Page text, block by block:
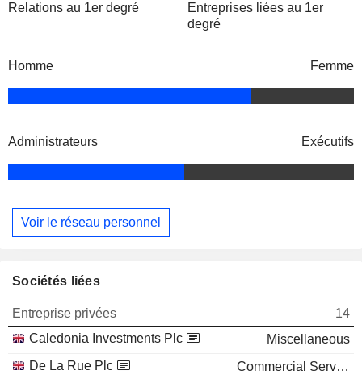
Relations au 1er degré
Entreprises liées au 1er
degré
Homme Femme
Administrateurs Exécutifs
Voir le réseau personnel
Sociétés liées
Entreprise privées
14
Caledonia Investments Plc
Miscellaneous
De La Rue Plc
Commercial Services